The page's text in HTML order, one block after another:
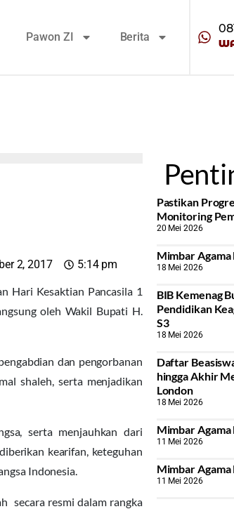
Pawon ZI Berita
2, 2017
5:14 pm
Hari Kesaktian Pancasila 1
oleh Wakil Bupati H.
dan pengorbanan
shaleh, serta menjadikan
serta menjauhkan dari
kearifan, keteguhan
Indonesia.
secara resmi dalam rangka
Pastikan
Monitoring
20 Mei 2026
Mimbar
18 Mei 2026
BIB Kemenag
Pendidikan
S3
18 Mei 2026
Daftar
hingga Akhir
London
18 Mei 2026
Mimbar
11 Mei 2026
Mimbar
11 Mei 2026